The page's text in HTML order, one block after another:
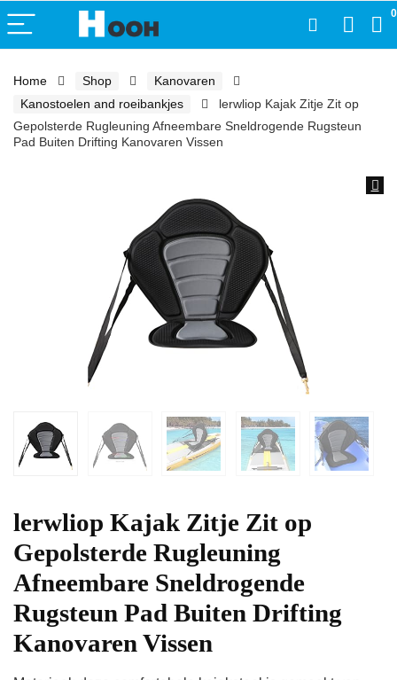
0
Home Shop
Kanovaren
Kanostoelen and roeibankjes
lerwliop Kajak Zitje Zit op
Gepolsterde Rugleuning Afneembare Sneldrogende Rugsteun
Pad Buiten Drifting Kanovaren Vissen
lerwliop Kajak Zitje Zit op
Gepolsterde Rugleuning
Afneembare Sneldrogende
Rugsteun Pad Buiten Drifting
Kanovaren Vissen